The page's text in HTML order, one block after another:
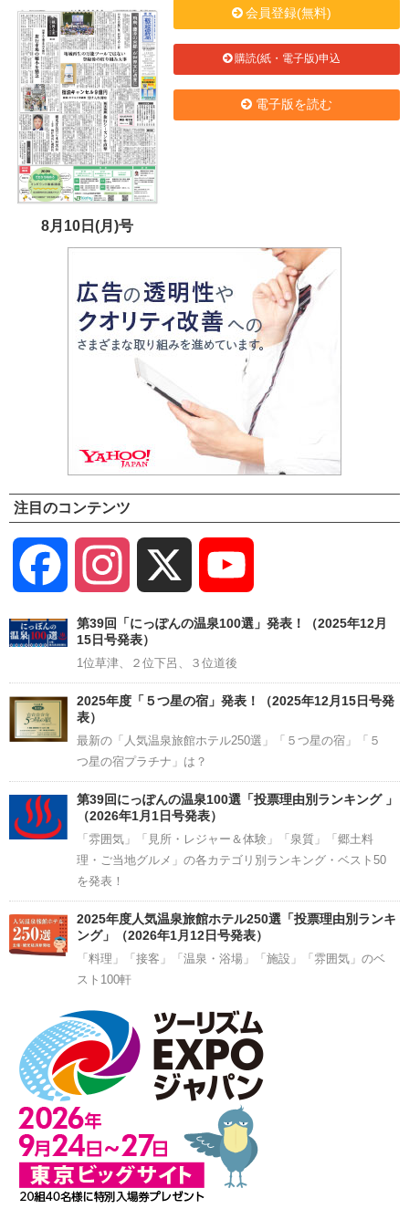
8月10日(月)号
会員登録(無料)
購読(紙・電子版)申込
電子版を読む
注目のコンテンツ
Facebook Instagram
Channel
第39回「にっぽんの温泉100選」発表！（2025年12月
15日号発表）
1位草津、２位下呂、３位道後
2025年度「５つ星の宿」発表！（2025年12月15日号発
表）
最新の「人気温泉旅館ホテル250選」「５つ星の宿」「５
つ星の宿プラチナ」は？
第39回にっぽんの温泉100選「投票理由別ランキング 」
（2026年1月1日号発表）
「雰囲気」「見所・レジャー＆体験」「泉質」「郷土料
理・ご当地グルメ」の各カテゴリ別ランキング・ベスト50
を発表！
2025年度人気温泉旅館ホテル250選「投票理由別ランキ
ング」（2026年1月12日号発表）
「料理」「接客」「温泉・浴場」「施設」「雰囲気」のベ
スト100軒